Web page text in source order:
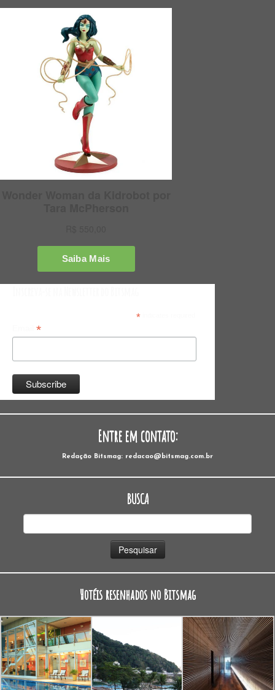
*indicates required
*
Entre em contato:
Redação Bitsmag: redacao@bitsmag.com.br
BUSCA
Hotéis resenhados no Bitsmag